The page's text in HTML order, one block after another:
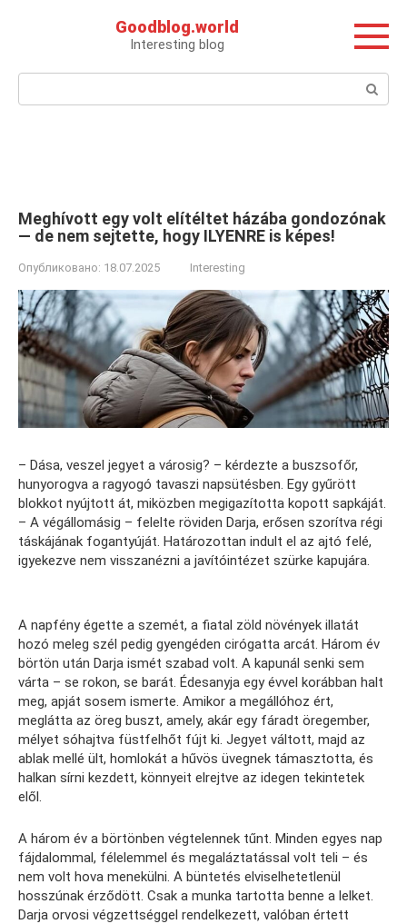
Goodblog.world
Interesting blog
Поиск:
Meghívott egy volt elítéltet házába gondozónak
— de nem sejtette, hogy ILYENRE is képes!
Опубликовано: 18.07.2025 Interesting
– Dása, veszel jegyet a városig? – kérdezte a buszsofőr,
hunyorogva a ragyogó tavaszi napsütésben. Egy gyűrött
blokkot nyújtott át, miközben megigazította kopott sapkáját.
– A végállomásig – felelte röviden Darja, erősen szorítva régi
táskájának fogantyúját. Határozottan indult el az ajtó felé,
igyekezve nem visszanézni a javítóintézet szürke kapujára.
A napfény égette a szemét, a fiatal zöld növények illatát
hozó meleg szél pedig gyengéden cirógatta arcát. Három év
börtön után Darja ismét szabad volt. A kapunál senki sem
várta – se rokon, se barát. Édesanyja egy évvel korábban halt
meg, apját sosem ismerte. Amikor a megállóhoz ért,
meglátta az öreg buszt, amely, akár egy fáradt öregember,
mélyet sóhajtva füstfelhőt fújt ki. Jegyet váltott, majd az
ablak mellé ült, homlokát a hűvös üvegnek támasztotta, és
halkan sírni kezdett, könnyeit elrejtve az idegen tekintetek
elől.
A három év a börtönben végtelennek tűnt. Minden egyes nap
fájdalommal, félelemmel és megaláztatással volt teli – és
nem volt hova menekülni. A büntetés elviselhetetlenül
hosszúnak érződött. Csak a munka tartotta benne a lelket.
Darja orvosi végzettséggel rendelkezett, valóban értett